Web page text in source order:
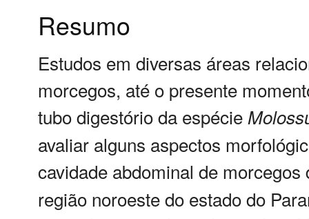
Resumo
Estudos em diversas áreas
morcegos, até o presente
tubo digestório da espécie
avaliar alguns aspectos
cavidade abdominal de
região noroeste do estado do